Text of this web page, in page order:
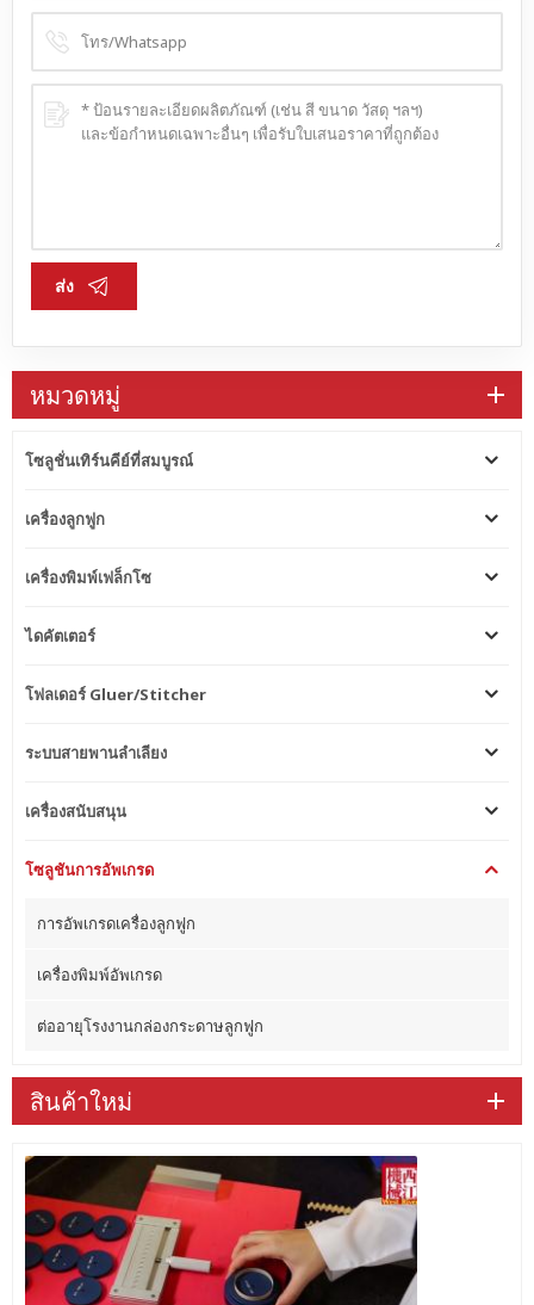
ส่ง
หมวดหมู่
โซลูชั่นเทิร์นคีย์ที่สมบูรณ์
เครื่องลูกฟูก
เครื่องพิมพ์เฟล็กโซ
ไดคัตเตอร์
โฟลเดอร์ Gluer/Stitcher
ระบบสายพานลำเลียง
เครื่องสนับสนุน
โซลูชันการอัพเกรด
การอัพเกรดเครื่องลูกฟูก
เครื่องพิมพ์อัพเกรด
ต่ออายุโรงงานกล่องกระดาษลูกฟูก
สินค้าใหม่